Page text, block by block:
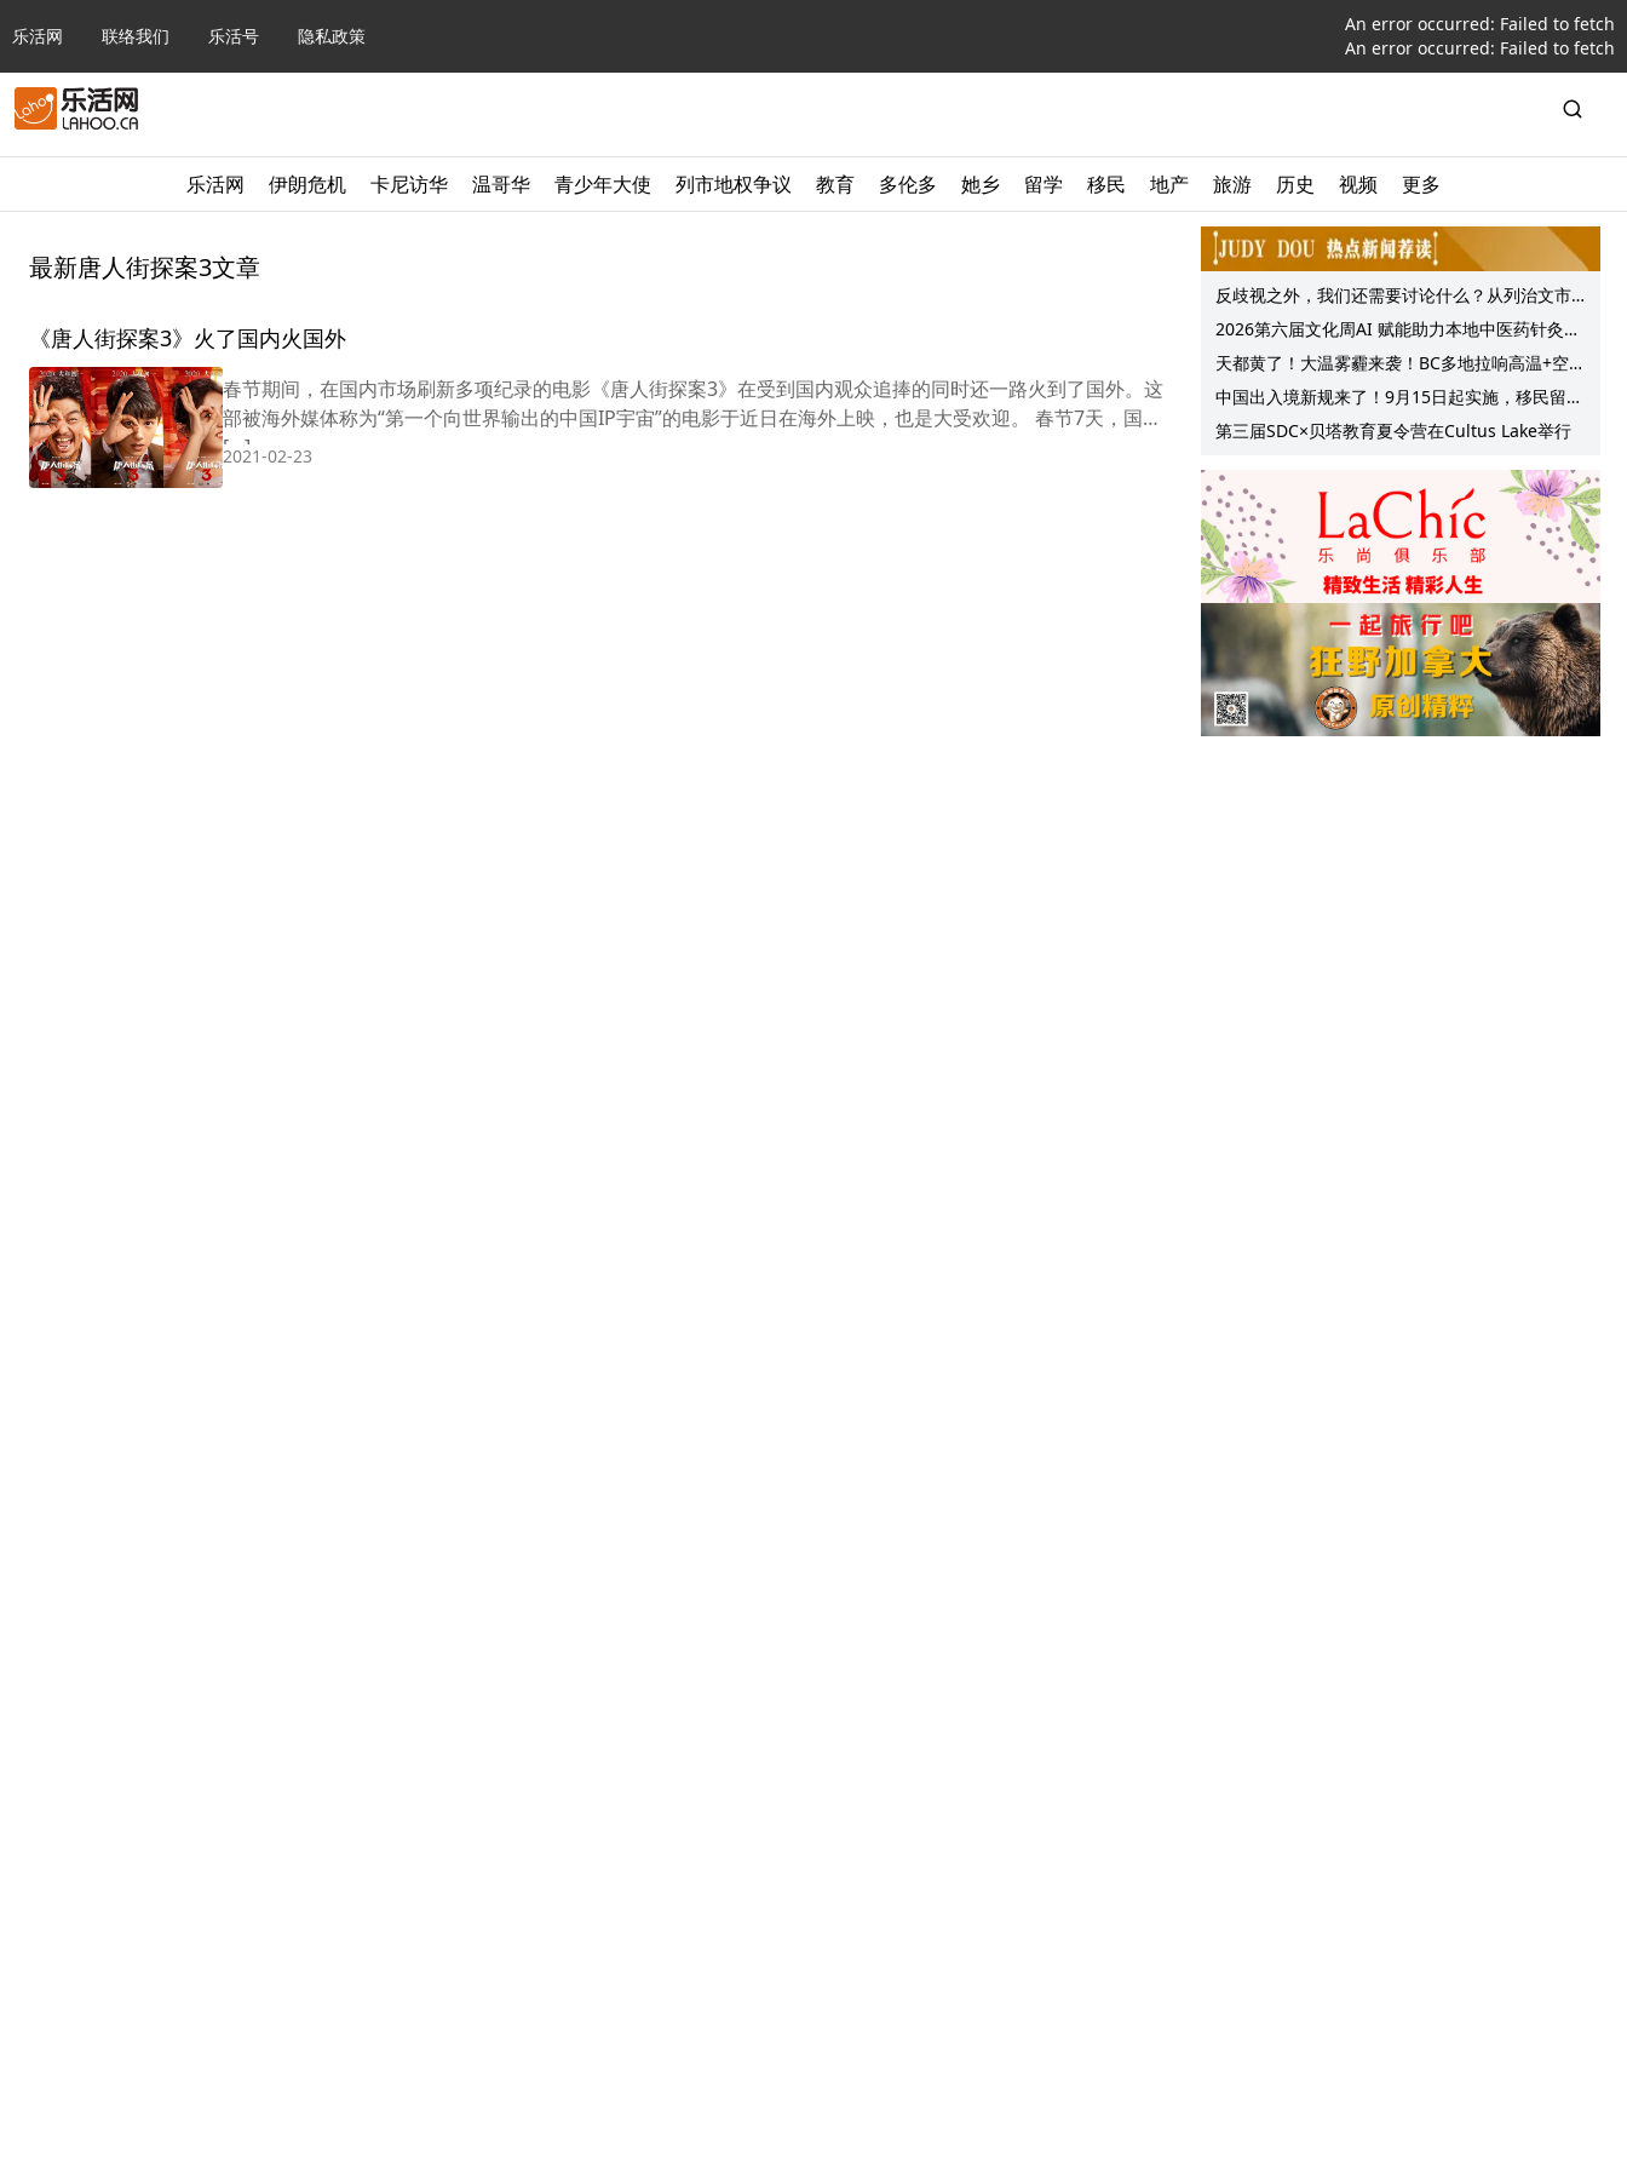
乐活网 联络我们 乐活号 隐私政策
An error occurred: Failed to fetch
An error occurred: Failed to fetch
乐活网 伊朗危机 卡尼访华 温哥华 青少年大使 列市地权争议 教育 多伦多 她乡 留学 移民 地产 旅游 历史 视频 更多
最新唐人街探案3文章
《唐人街探案3》火了国内火国外
春节期间，在国内市场刷新多项纪录的电影《唐人街探案3》在受到国内观众追捧的同时还一路火到了国外。这
部被海外媒体称为“第一个向世界输出的中国IP宇宙”的电影于近日在海外上映，也是大受欢迎。 春节7天，国
[…]
2021-02-23
反歧视之外，我们还需要讨论什么？从列治文市
议会一项动议谈起
2026第六届文化周AI 赋能助力本地中医药针灸服
务提质升级
天都黄了！大温雾霾来袭！BC多地拉响高温+空气
质量预警 最高可达35°C！
中国出入境新规来了！9月15日起实施，移民留学
中介迎来最强监管！
第三届SDC×贝塔教育夏令营在Cultus Lake举行